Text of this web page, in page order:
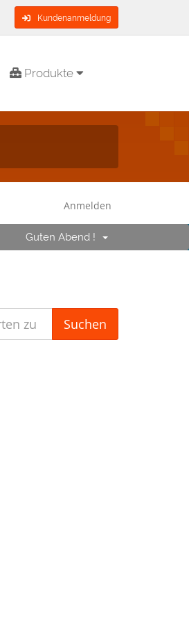
Kundenanmeldung
Produkte
Anmelden
Guten Abend !